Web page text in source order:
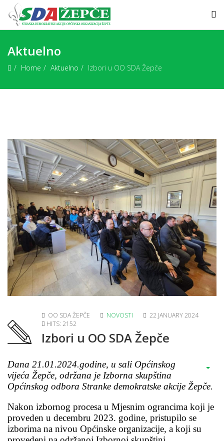
Aktuelno
Home Aktuelno Izbori u OO SDA Žepče
OO SDA ŽEPČE NOVOSTI
22 JANUARY 2024
HITS: 2152
Izbori u OO SDA Žepče
Dana 21.01.2024.godine, u sali Općinskog
vijeća Žepče, održana je Izborna skupština
Općinskog odbora Stranke demokratske akcije Žepče.
Nakon izbornog procesa u Mjesnim ograncima koji je
proveden u decembru 2023. godine, pristupilo se
izborima na nivou Općinske organizacije, a koji su